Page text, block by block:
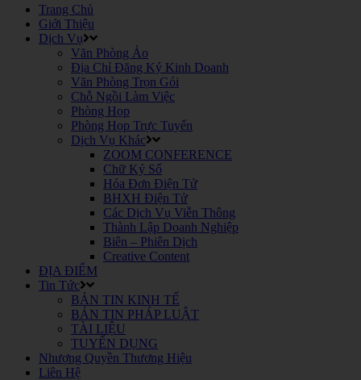
Trang Chủ
Giới Thiệu
Dịch Vụ
Văn Phòng Ảo
Địa Chỉ Đăng Ký Kinh Doanh
Văn Phòng Trọn Gói
Chỗ Ngồi Làm Việc
Phòng Họp
Phòng Họp Trực Tuyến
Dịch Vụ Khác
ZOOM CONFERENCE
Chữ Ký Số
Hóa Đơn Điện Tử
BHXH Điện Tử
Các Dịch Vụ Viễn Thông
Thành Lập Doanh Nghiệp
Biên – Phiên Dịch
Creative Content
ĐỊA ĐIỂM
Tin Tức
BẢN TIN KINH TẾ
BẢN TIN PHÁP LUẬT
TÀI LIỆU
TUYỂN DỤNG
Nhượng Quyền Thương Hiệu
Liên Hệ